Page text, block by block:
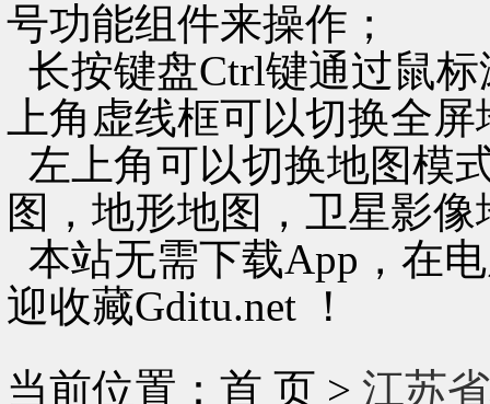
号功能组件来操作；
长按键盘Ctrl键通过鼠
上角虚线框可以切换全
左上角可以切换地图模
图，地形地图，卫星影像
本站无需下载App，在
迎收藏Gditu.net ！
当前位置：首 页 > 江苏